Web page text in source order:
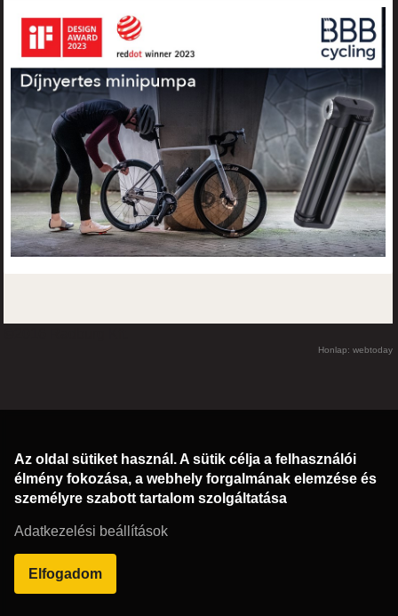
Honlap: webtoday
Az oldal sütiket használ. A sütik célja a felhasználói
élmény fokozása, a webhely forgalmának elemzése és
személyre szabott tartalom szolgáltatása
Adatkezelési beállítások
Elfogadom